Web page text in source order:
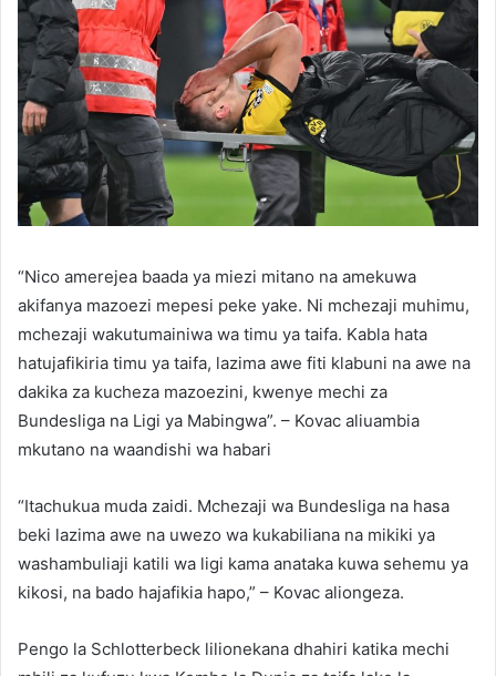
“Nico amerejea baada ya miezi mitano na amekuwa
akifanya mazoezi mepesi peke yake. Ni mchezaji muhimu,
mchezaji wakutumainiwa wa timu ya taifa. Kabla hata
hatujafikiria timu ya taifa, lazima awe fiti klabuni na awe na
dakika za kucheza mazoezini, kwenye mechi za
Bundesliga na Ligi ya Mabingwa”. – Kovac aliuambia
mkutano na waandishi wa habari
“Itachukua muda zaidi. Mchezaji wa Bundesliga na hasa
beki lazima awe na uwezo wa kukabiliana na mikiki ya
washambuliaji katili wa ligi kama anataka kuwa sehemu ya
kikosi, na bado hajafikia hapo,” – Kovac aliongeza.
Pengo la Schlotterbeck lilionekana dhahiri katika mechi